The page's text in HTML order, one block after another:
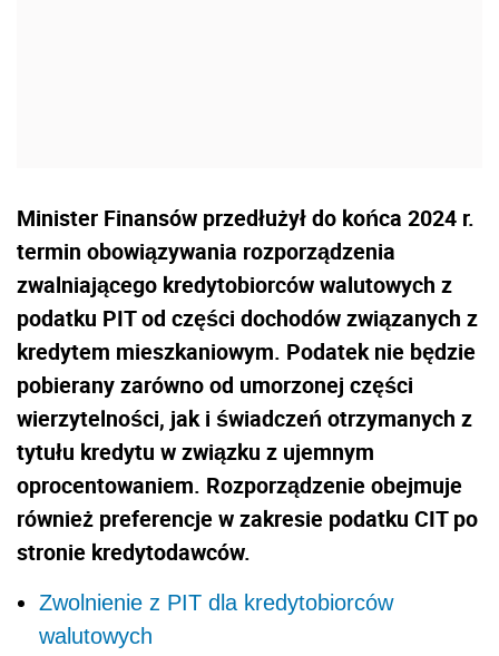
Minister Finansów przedłużył do końca 2024 r.
termin obowiązywania rozporządzenia
zwalniającego kredytobiorców walutowych z
podatku PIT od części dochodów związanych z
kredytem mieszkaniowym. Podatek nie będzie
pobierany zarówno od umorzonej części
wierzytelności, jak i świadczeń otrzymanych z
tytułu kredytu w związku z ujemnym
oprocentowaniem. Rozporządzenie obejmuje
również preferencje w zakresie podatku CIT po
stronie kredytodawców.
Zwolnienie z PIT dla kredytobiorców
walutowych